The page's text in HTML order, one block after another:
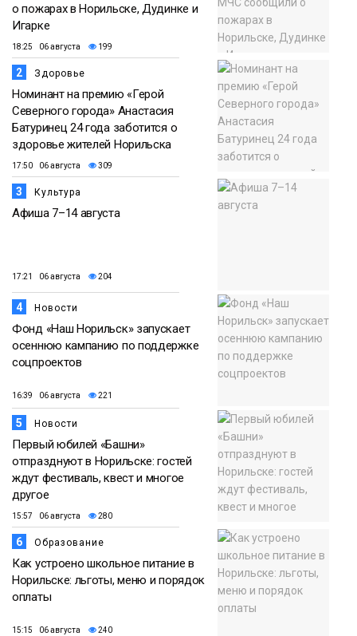
о пожарах в Норильске, Дудинке и
Игарке
18:25 06 августа 199
2 Здоровье
Номинант на премию «Герой
Северного города» Анастасия
Батуринец 24 года заботится о
здоровье жителей Норильска
17:50 06 августа 309
3 Культура
Афиша 7–14 августа
17:21 06 августа 204
4 Новости
Фонд «Наш Норильск» запускает
осеннюю кампанию по поддержке
соцпроектов
16:39 06 августа 221
5 Новости
Первый юбилей «Башни»
отпразднуют в Норильске: гостей
ждут фестиваль, квест и многое
другое
15:57 06 августа 280
6 Образование
Как устроено школьное питание в
Норильске: льготы, меню и порядок
оплаты
15:15 06 августа 240